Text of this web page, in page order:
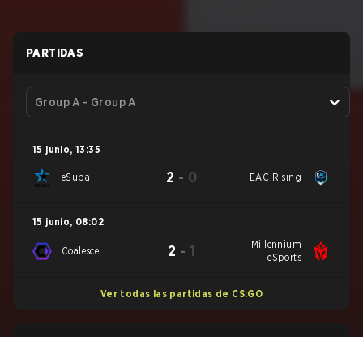
PARTIDAS
Group A - Group A
15 junio, 13:35
eSuba 2 - 0 EAC Rising
15 junio, 08:02
Coalesce 2 - 1
Millennium
eSports
Ver todas las partidas de CS:GO